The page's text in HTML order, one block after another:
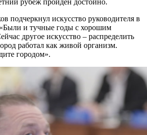
подчеркнул искусство руководителя в
и тучные годы с хорошим
другое искусство – распределить
работал как живой организм.
городом».